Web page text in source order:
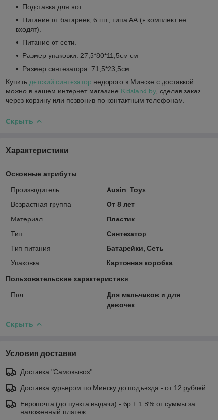
Подставка для нот.
Питание от батареек, 6 шт., типа АА (в комплект не
входят).
Питание от сети.
Размер упаковки: 27,5*80*11,5см см
Размер синтезатора: 71,5*23,5см
Купить детский синтезатор недорого в Минске с доставкой
можно в нашем интернет магазине Kidsland.by, сделав заказ
через корзину или позвонив по контактным телефонам.
Скрыть
Характеристики
Основные атрибуты
Производитель
Ausini Toys
Возрастная группа
От 8 лет
Материал
Пластик
Тип
Синтезатор
Тип питания
Батарейки, Сеть
Упаковка
Картонная коробка
Пользовательские характеристики
Пол
Для мальчиков и для
девочек
Скрыть
Условия доставки
Доставка "Самовывоз"
Доставка курьером по Минску до подъезда - от 12 рублей.
Европочта (до пункта выдачи) - 6р + 1.8% от суммы за
наложенный платеж